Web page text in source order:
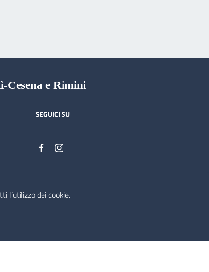
l’utilizzo dei cookie.
Cesena e Rimini
SEGUICI SU